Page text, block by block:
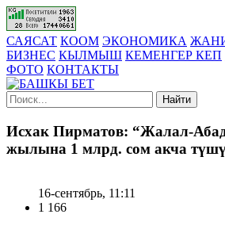
САЯСАТ КООМ ЭКОНОМИКА
БИЗНЕС КЫЛМЫШ КЕМЕНГЕР КЕП
ФОТО КОНТАКТЫ
Найти
Исхак Пирматов: “Жалал-
жылына 1 млрд. сом акча
16-сентябрь, 11:11
1 166